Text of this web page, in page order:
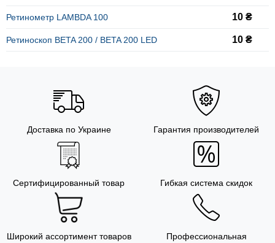
Ретинометр LAMBDA 100 10 ₴
Ретиноскоп BETA 200 / BETA 200 LED 10 ₴
Доставка по Украине Гарантия производителей
Сертифицированный товар Гибкая система скидок
Широкий ассортимент товаров
Профессиональная